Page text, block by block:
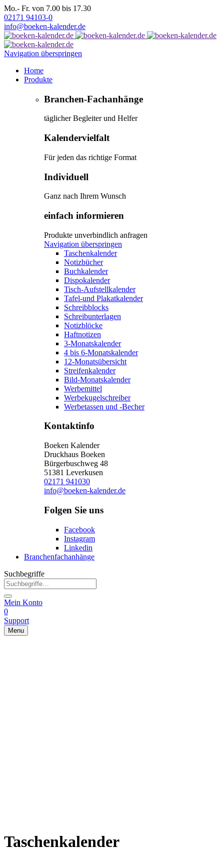
Mo.- Fr. von 7.00 bis 17.30
02171 94103-0
info@boeken-kalender.de
Navigation überspringen
Home
Produkte
Branchen-Fachanhänge
täglicher Begleiter und Helfer
Kalendervielfalt
Für jeden das richtige Format
Individuell
Ganz nach Ihrem Wunsch
einfach informieren
Produkte unverbindlich anfragen
Navigation überspringen
Taschenkalender
Notizbücher
Buchkalender
Dispokalender
Tisch-Aufstellkalender
Tafel-und Plakatkalender
Schreibblocks
Schreibunterlagen
Notizblöcke
Haftnotizen
3-Monatskalender
4 bis 6-Monatskalender
12-Monatsübersicht
Streifenkalender
Bild-Monatskalender
Werbemittel
Werbekugelschreiber
Werbetassen und -Becher
Kontaktinfo
Boeken Kalender
Druckhaus Boeken
Bürgerbuschweg 48
51381 Leverkusen
02171 941030
info@boeken-kalender.de
Folgen Sie uns
Facebook
Instagram
Linkedin
Branchenfachanhänge
Suchbegriffe
Mein Konto
0
Support
Menu
Taschenkalender